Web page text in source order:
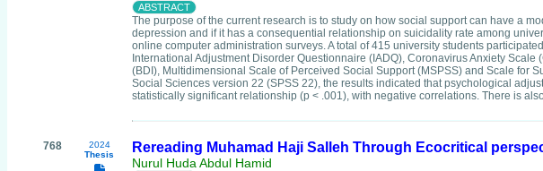
The purpose of the current research is to study on how social support can have a
depression and if it has a consequential relationship on suicidality rate among
online computer administration surveys. A total of 415 university students
International Adjustment Disorder Questionnaire (IADQ), Coronavirus Anxiety
(BDI), Multidimensional Scale of Perceived Social Support (MSPSS) and Scale for
Social Sciences version 22 (SPSS 22), the results indicated that psychological
statistically significant relationship (p < .001), with negative correlations. There is
768
2024
Thesis
Rereading Muhamad Haji Salleh Through Ecocritical
Nurul Huda Abdul Hamid